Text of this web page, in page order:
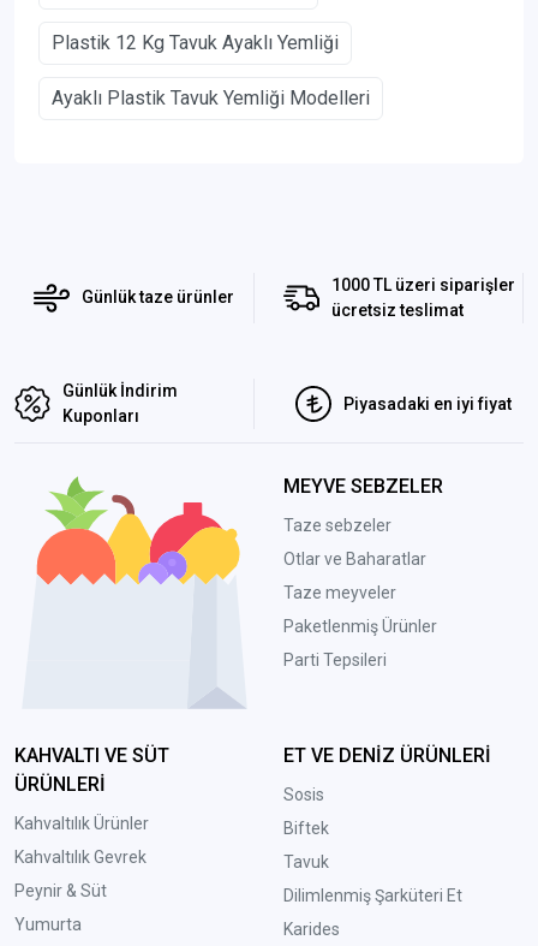
Plastik 12 Kg Tavuk Ayaklı Yemliği
Ayaklı Plastik Tavuk Yemliği Modelleri
Günlük taze ürünler
1000 TL üzeri siparişler
ücretsiz teslimat
Günlük İndirim
Kuponları
Piyasadaki en iyi fiyat
MEYVE SEBZELER
Taze sebzeler
Otlar ve Baharatlar
Taze meyveler
Paketlenmiş Ürünler
Parti Tepsileri
KAHVALTI VE SÜT
ÜRÜNLERİ
Kahvaltılık Ürünler
Kahvaltılık Gevrek
Peynir & Süt
Yumurta
ET VE DENİZ ÜRÜNLERİ
Sosis
Biftek
Tavuk
Dilimlenmiş Şarküteri Et
Karides